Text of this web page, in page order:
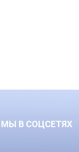
МЫ В СОЦСЕТЯХ